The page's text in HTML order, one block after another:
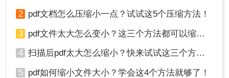
2 pdf文档怎么压缩小一点？试试这5个压缩方法！
3 pdf文件太大怎么变小？这三个方法都可以缩小！
4 扫描后pdf太大怎么缩小？快来试试这三个方法！
5 pdf如何缩小文件大小？学会这4个方法就够了！